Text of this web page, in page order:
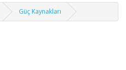
Güç Kaynakları